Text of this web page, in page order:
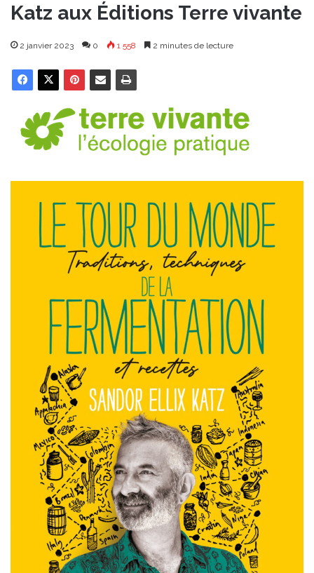
Katz aux Éditions Terre vivante
2 janvier 2023 0 1 558 2 minutes de lecture